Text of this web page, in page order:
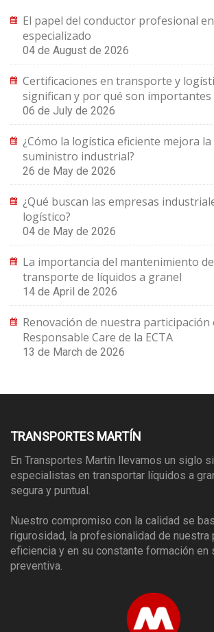
El papel del conductor profesional
especializado
04 de August de 2026
Certificaciones en transporte y
significan y por qué son importantes
06 de July de 2026
¿Cómo la logística eficiente mejora la
suministro industrial?
26 de May de 2026
¿Qué buscan las empresas
logístico?
04 de May de 2026
La importancia del mantenimiento
transporte de líquidos a granel
14 de April de 2026
Renovación de nuestra
Responsable Care de la ECTA
13 de March de 2026
TRANSPORTES MARTÍN
En Transportes Martín llevamos un siglo
especialistas en transportar líquidos a
segura y puntual.
Nuestro compromiso con la calidad se
rigurosidad, la profesionalidad de nuestra
eficiencia y en su constante formación en
preventiva.